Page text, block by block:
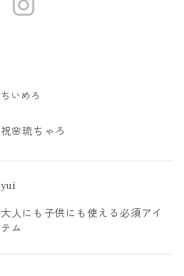
ちいめろ
祝🌸琉ちゃろ
yui
大人にも子供にも使える必須アイ
テム